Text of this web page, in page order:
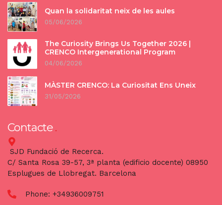
Quan la solidaritat neix de les aules
05/06/2026
The Curiosity Brings Us Together 2026 |
CRENCO Intergenerational Program
04/06/2026
MÀSTER CRENCO: La Curiositat Ens Uneix
31/05/2026
Contacte
SJD Fundació de Recerca.
C/ Santa Rosa 39-57, 3ª planta (edificio docente) 08950
Esplugues de Llobregat. Barcelona
Phone: +34936009751